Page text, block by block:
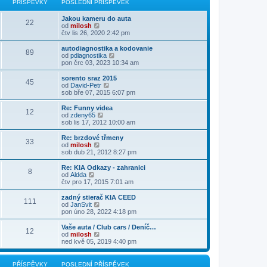
ě
v
e
k
ř
í
s
ě
v
e
k
d
n
í
ř
í
s
p
ě
v
e
k
o
s
l
e
d
n
í
p
ř
í
s
p
ě
v
e
k
t
p
o
s
l
e
d
n
í
p
ř
í
s
p
ě
v
e
k
PŘÍSPĚVKY POSLEDNÍ PŘÍSPĚVEK
22
Jakou kameru do auta
od milosh
o
b
r
a
z
p
o
s
e
d
n
í
p
í
s
p
v
e
k
čtv lis 26, 2020 2:42 pm
89
autodiagnostika a kodovanie
od pdiagnostika
o
b
r
z
o
s
e
n
í
p
í
s
p
v
e
k
pon črc 03, 2023 10:34 am
45
sorento sraz 2015
od David-Petr
o
b
r
z
p
o
s
e
n
í
p
í
s
p
v
e
k
sob bře 07, 2015 6:07 pm
12
Re: Funny videa
od zdeny65
o
b
r
z
p
o
s
e
n
í
p
í
s
p
ě
sob lis 17, 2012 10:00 am
33
Re: brzdové třmeny
od milosh
o
b
r
z
t
p
o
s
e
n
í
ř
sob dub 21, 2012 8:27 pm
8
Re: KIA Odkazy - zahranici
od Aldda
o
b
r
a
z
p
o
s
l
čtv pro 17, 2015 7:01 am
111
zadný stierač KIA CEED
od JanSvit
o
b
r
z
t
p
pon úno 28, 2022 4:18 pm
12
Vaše auta / Club cars / Deníč…
od milosh
o
b
r
a
ned kvě 05, 2019 4:40 pm
PŘÍSPĚVKY POSLEDNÍ PŘÍSPĚVEK